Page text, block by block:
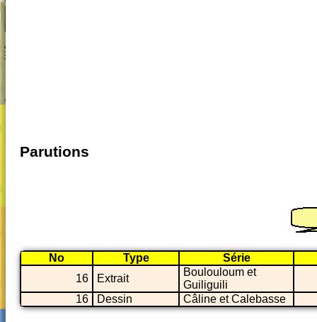
Parutions
No Type
Série
16
Extrait
Boulouloum et
Guiliguili
16
Dessin Câline et Calebasse